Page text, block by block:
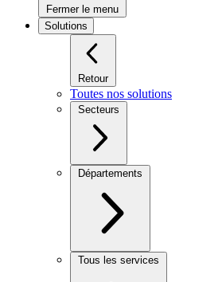
Fermer le menu
Solutions
Retour
Toutes nos solutions
Secteurs
Départements
Tous les services